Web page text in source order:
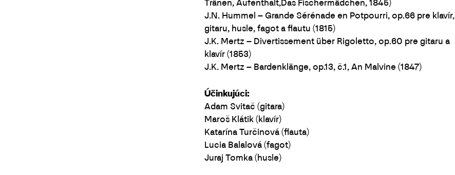
Tränen, Aufenthalt,Das Fischermädchen, 1845)
J.N. Hummel – Grande Sérénade en Potpourri, op.66 pre klavír,
gitaru, husle, fagot a flautu (1815)
J.K. Mertz – Divertissement über Rigoletto, op.60 pre gitaru a
klavír (1853)
J.K. Mertz – Bardenklänge, op.13, č.1, An Malvine (1847)
Účinkujúci:
Adam Svitač (gitara)
Maroš Klátik (klavír)
Katarína Turčinová (flauta)
Lucia Balalová (fagot)
Juraj Tomka (husle)